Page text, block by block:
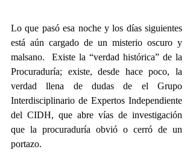
Lo que pasó esa noche y los días siguientes
está aún cargado de un misterio oscuro y
malsano.  Existe la “verdad histórica” de la
Procuraduría; existe, desde hace poco, la
verdad llena de dudas de el Grupo
Interdisciplinario de Expertos Independiente
del CIDH, que abre vías de investigación
que la procuraduría obvió o cerró de un
portazo.